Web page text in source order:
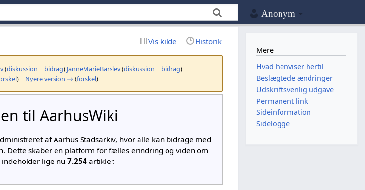
Anonym
Vis kilde Historik
(diskussion | bidrag) JanneMarieBarslev(diskussion | bidrag)
) | Nyere version → (forskel)
til AarhusWiki
af Aarhus Stadsarkiv, hvor alle kan bidrage med
Dette skaber en platform for fælles erindring og viden om
indeholder lige nu7.254 artikler.
Mere
Hvad henviser hertil
Beslægtede ændringer
Udskriftsvenlig udgave
Permanent link
Sideinformation
Sidelogge